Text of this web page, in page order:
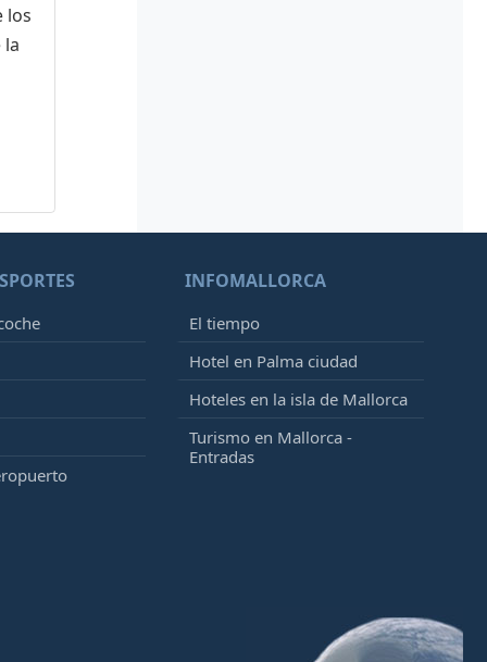
los
la
INFOMALLORCA
El tiempo
Hotel en Palma ciudad
Hoteles en la isla de Mallorca
Turismo en Mallorca -
Entradas